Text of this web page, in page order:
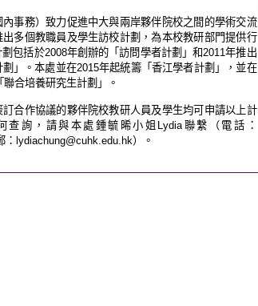
內事務）致力促進中大與兩岸夥伴院校之間的學術交流
出多個教職員及學生訪校計劃，為本校教研部門提供行
劃包括於2008年創辦的「訪問學者計劃」和2011年推出
劃」。本處並在2015年起統籌「香江學者計劃」，並在
合培養研究生計劃」。
訂合作協議的夥伴院校教研人員及學生均可申請以上計
查詢，請與本處鍾毓晞小姐 Lydia 聯繫（電話：
： lydiachung@cuhk.edu.hk）。